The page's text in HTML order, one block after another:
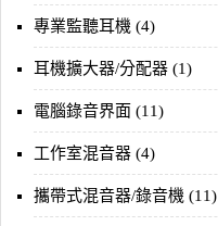
專業監聽耳機 (4)
耳機擴大器/分配器 (1)
電腦錄音界面 (11)
工作室混音器 (4)
攜帶式混音器/錄音機 (11)